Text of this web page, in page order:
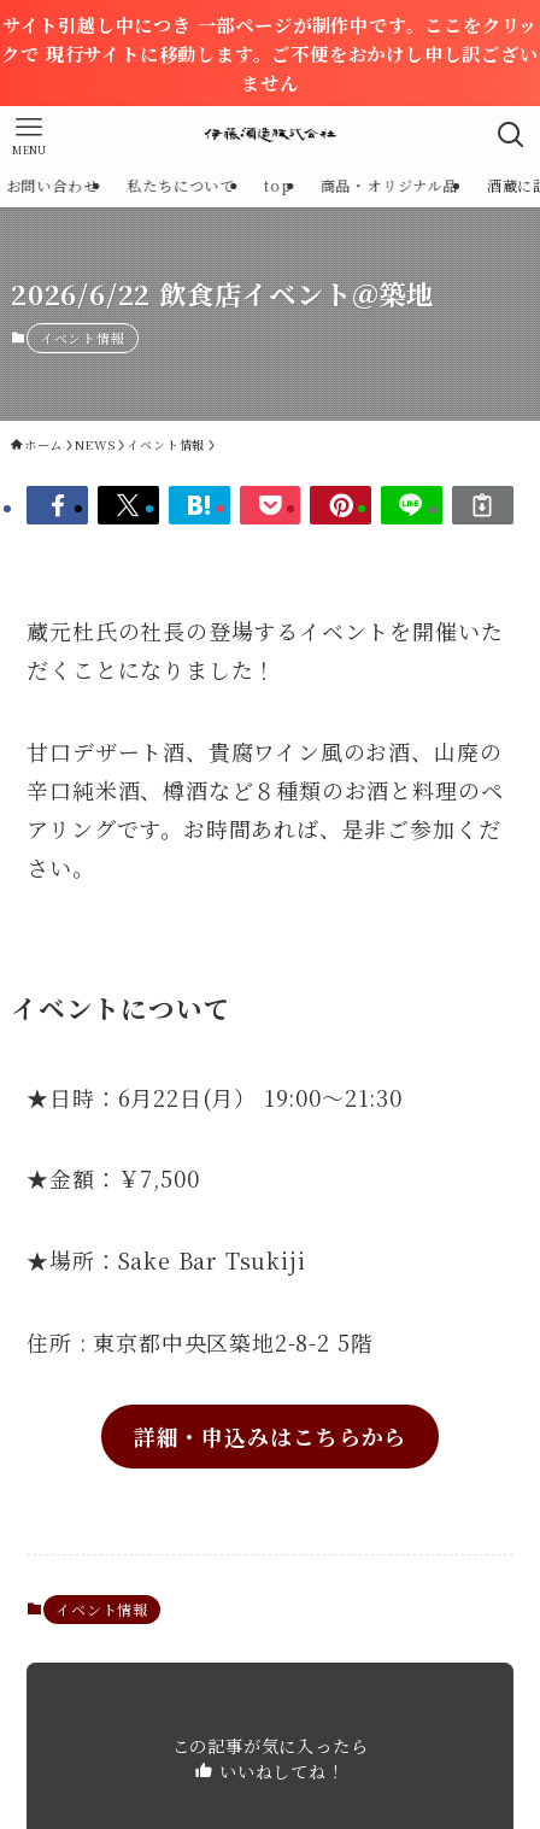
サイト引越し中につき 一部ページが制作中です。ここをクリッ
クで 現行サイトに移動します。ご不便をおかけし申し訳ござい
ません
MENU
お問い合わせ 私たちについて top 商品・オリジナル品 酒蔵に
2026/6/22 飲食店イベント＠築地
イベント情報
ホーム NEWS イベント情報
蔵元杜氏の社長の登場するイベントを開催いた
だくことになりました！
甘口デザート酒、貴腐ワイン風のお酒、山廃の
辛口純米酒、樽酒など８種類のお酒と料理のペ
アリングです。お時間あれば、是非ご参加くだ
さい。
イベントについて
★日時：6月22日(月） 19:00～21:30
★金額：￥7,500
★場所：Sake Bar Tsukiji
住所 : 東京都中央区築地2-8-2 5階
詳細・申込みはこちらから
イベント情報
この記事が気に入ったら
いいねしてね！